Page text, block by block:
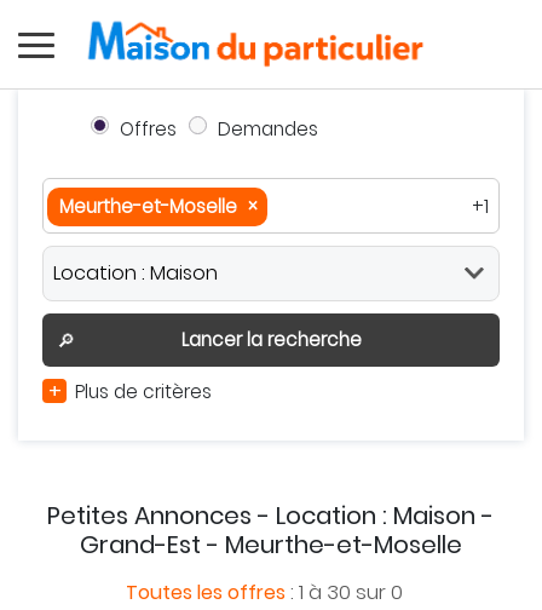
Offres Demandes
Meurthe-et-Moselle ×
+1
Autour de moi
Effacer
Valider
🔎
Lancer la recherche
+ Plus de critères
Petites Annonces - Location : Maison -
Grand-Est - Meurthe-et-Moselle
Toutes les offres:1 à 30 sur 0